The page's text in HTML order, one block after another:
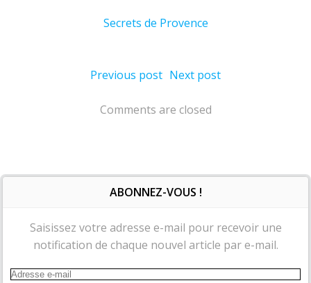
Secrets de Provence
Post
navigation
Previous post Post
navigation
Next post
Comments are closed
ABONNEZ-VOUS !
Saisissez votre adresse e-mail pour recevoir une
notification de chaque nouvel article par e-mail.
Adresse